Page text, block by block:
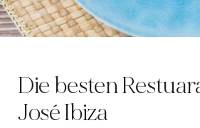
6+ SCHLAFZIMMER
ALLE VILLEN
WESTKÜSTE
SANTA GERTRUDIS
Die besten
José Ibiza